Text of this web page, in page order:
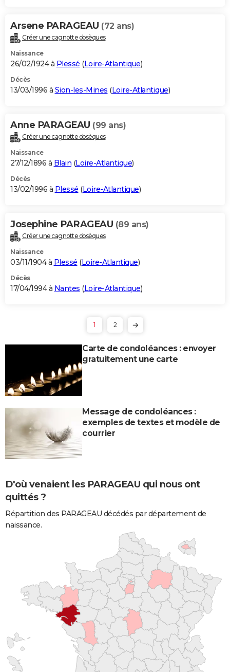
Arsene PARAGEAU (72 ans)
Créer une cagnotte obsèques
Naissance
26/02/1924 à Plessé (Loire-Atlantique)
Décès
13/03/1996 à Sion-les-Mines (Loire-Atlantique)
Anne PARAGEAU (99 ans)
Créer une cagnotte obsèques
Naissance
27/12/1896 à Blain (Loire-Atlantique)
Décès
13/02/1996 à Plessé (Loire-Atlantique)
Josephine PARAGEAU (89 ans)
Créer une cagnotte obsèques
Naissance
03/11/1904 à Plessé (Loire-Atlantique)
Décès
17/04/1994 à Nantes (Loire-Atlantique)
1 2
Carte de condoléances : envoyer
gratuitement une carte
Message de condoléances :
exemples de textes et modèle de
courrier
D'où venaient les PARAGEAU qui nous ont
quittés ?
Répartition des PARAGEAU décédés par département de
naissance.